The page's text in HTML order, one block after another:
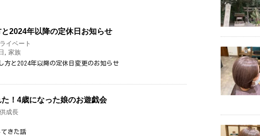
2024年以降の定休日お知らせ
イベート
, 家族
方と2024年以降の定休日変更のお知らせ
！4歳になった娘のお遊戯会
成長
きた話